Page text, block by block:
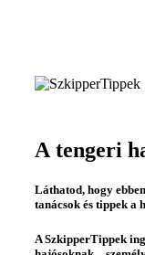
A tengeri
Láthatod, hogy
tanácsok és tippek
A SzkipperTippek